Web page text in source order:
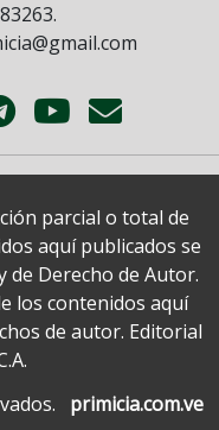
parcial o total de
aquí publicados se
Derecho de Autor.
los contenidos aquí
de autor. Editorial
primicia.com.ve